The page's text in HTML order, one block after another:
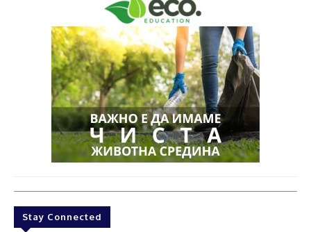
Stay Connected